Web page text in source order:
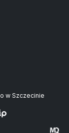
w Szczecinie